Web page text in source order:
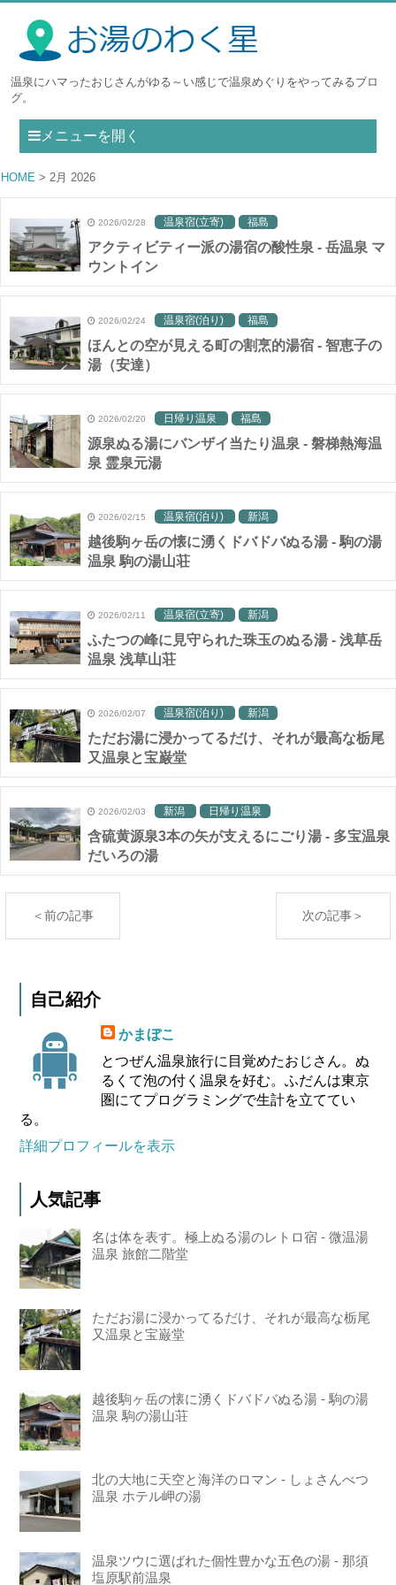
温泉にハマったおじさんがゆる～い感じで温泉めぐりをやってみるブロ
グ。
メニューを開く
HOME 2月 2026
2026/02/28 温泉宿(立寄) 福島
アクティビティー派の湯宿の酸性泉 - 岳温泉 マ
ウントイン
2026/02/24 温泉宿(泊り) 福島
ほんとの空が見える町の割烹的湯宿 - 智恵子の
湯（安達）
2026/02/20 日帰り温泉 福島
源泉ぬる湯にバンザイ当たり温泉 - 磐梯熱海温
泉 霊泉元湯
2026/02/15 温泉宿(泊り) 新潟
越後駒ヶ岳の懐に湧くドバドバぬる湯 - 駒の湯
温泉 駒の湯山荘
2026/02/11 温泉宿(立寄) 新潟
ふたつの峰に見守られた珠玉のぬる湯 - 浅草岳
温泉 浅草山荘
2026/02/07 温泉宿(泊り) 新潟
ただお湯に浸かってるだけ、それが最高な栃尾
又温泉と宝巌堂
2026/02/03 新潟 日帰り温泉
含硫黄源泉3本の矢が支えるにごり湯 - 多宝温泉
だいろの湯
＜前の記事 次の記事＞
自己紹介
かまぼこ
とつぜん温泉旅行に目覚めたおじさん。ぬ
るくて泡の付く温泉を好む。ふだんは東京
圏にてプログラミングで生計を立ててい
る。
詳細プロフィールを表示
人気記事
名は体を表す。極上ぬる湯のレトロ宿 - 微温湯
温泉 旅館二階堂
ただお湯に浸かってるだけ、それが最高な栃尾
又温泉と宝巌堂
越後駒ヶ岳の懐に湧くドバドバぬる湯 - 駒の湯
温泉 駒の湯山荘
北の大地に天空と海洋のロマン - しょさんべつ
温泉 ホテル岬の湯
温泉ツウに選ばれた個性豊かな五色の湯 - 那須
塩原駅前温泉